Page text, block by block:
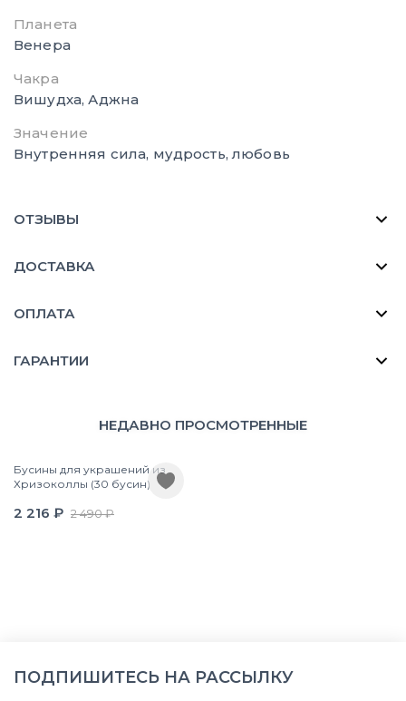
Планета
Венера
Чакра
Вишудха, Аджна
Значение
Внутренняя сила, мудрость, любовь
ОТЗЫВЫ
ДОСТАВКА
ОПЛАТА
ГАРАНТИИ
НЕДАВНО ПРОСМОТРЕННЫЕ
Бусины для украшений из
Хризоколлы (30 бусин)
2 216 ₽ 2 490 ₽
ПОДПИШИТЕСЬ НА РАССЫЛКУ